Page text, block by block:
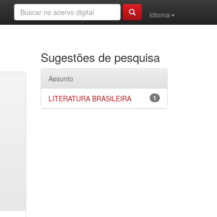
Idioma
Sugestões de pesquisa
Assunto
1
LITERATURA BRASILEIRA